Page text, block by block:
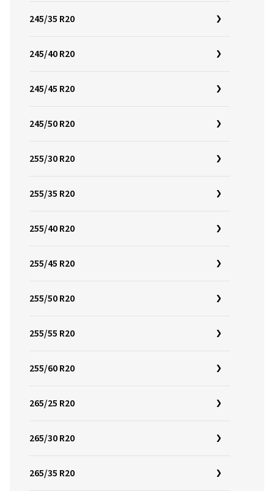
245/35 R20
245/40 R20
245/45 R20
245/50 R20
255/30 R20
255/35 R20
255/40 R20
255/45 R20
255/50 R20
255/55 R20
255/60 R20
265/25 R20
265/30 R20
265/35 R20